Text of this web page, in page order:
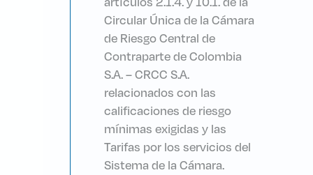
Circular Única de la Cámara
de Riesgo Central de
Contraparte de Colombia
S.A. – CRCC S.A.
relacionados con las
calificaciones de riesgo
mínimas exigidas y las
Tarifas por los servicios del
Sistema de la Cámara.